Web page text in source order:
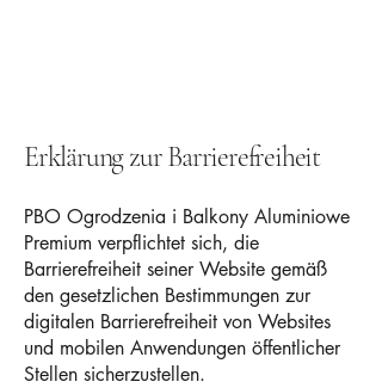
Erklärung zur Barrierefreiheit
PBO Ogrodzenia i Balkony Aluminiowe
Premium verpflichtet sich, die
Barrierefreiheit seiner Website gemäß
den gesetzlichen Bestimmungen zur
digitalen Barrierefreiheit von Websites
und mobilen Anwendungen öffentlicher
Stellen sicherzustellen.